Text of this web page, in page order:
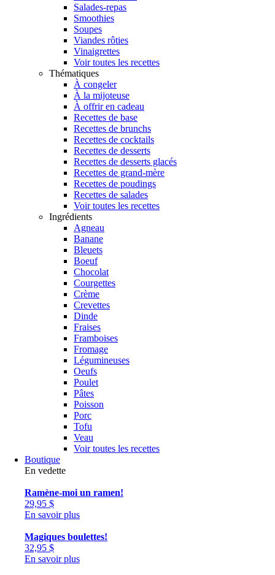
Salades-repas
Smoothies
Soupes
Viandes rôties
Vinaigrettes
Voir toutes les recettes
Thématiques
À congeler
À la mijoteuse
À offrir en cadeau
Recettes de base
Recettes de brunchs
Recettes de cocktails
Recettes de desserts
Recettes de desserts glacés
Recettes de grand-mère
Recettes de poudings
Recettes de salades
Voir toutes les recettes
Ingrédients
Agneau
Banane
Bleuets
Boeuf
Chocolat
Courgettes
Crème
Crevettes
Dinde
Fraises
Framboises
Fromage
Légumineuses
Oeufs
Poulet
Pâtes
Poisson
Porc
Tofu
Veau
Voir toutes les recettes
Boutique
En vedette
Ramène-moi un ramen!
29,95 $
En savoir plus
Magiques boulettes!
32,95 $
En savoir plus